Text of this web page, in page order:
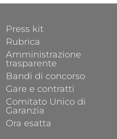
FOOTER 1
Press kit
Rubrica
Amministrazione
trasparente
Bandi di concorso
Gare e contratti
Comitato Unico di
Garanzia
Ora esatta